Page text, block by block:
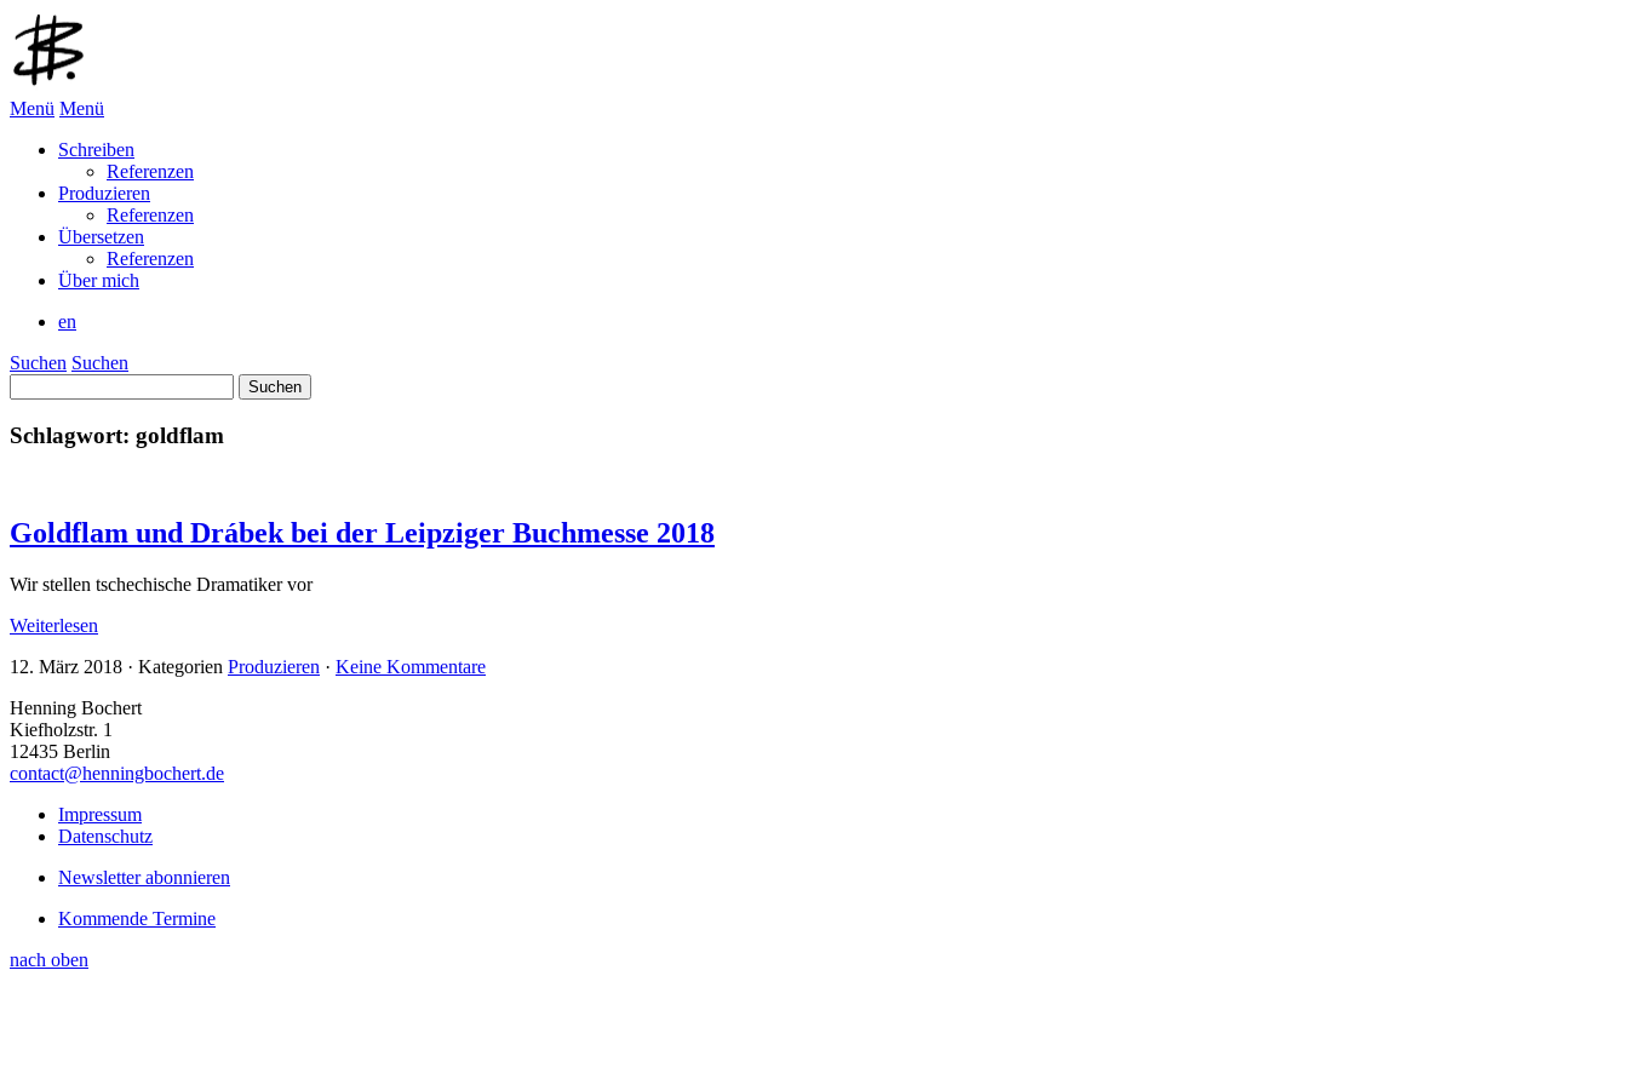
Menü Menü
Schreiben
Referenzen
Produzieren
Referenzen
Übersetzen
Referenzen
Über mich
en
Suchen Suchen
nach:
Schlagwort: goldflam
Goldflam und Drábek bei der Leipziger Buchmesse 2018
Wir stellen tschechische Dramatiker vor
Weiterlesen
12. März 2018 · Kategorien Produzieren · Keine Kommentare
Henning Bochert
Kiefholzstr. 1
12435 Berlin
contact@henningbochert.de
Impressum
Datenschutz
Newsletter abonnieren
Kommende Termine
nach oben